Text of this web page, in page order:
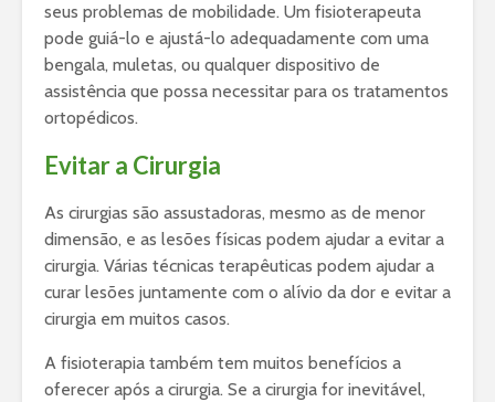
seus problemas de mobilidade. Um fisioterapeuta
pode guiá-lo e ajustá-lo adequadamente com uma
bengala, muletas, ou qualquer dispositivo de
assistência que possa necessitar para os tratamentos
ortopédicos.
Evitar a Cirurgia
As cirurgias são assustadoras, mesmo as de menor
dimensão, e as lesões físicas podem ajudar a evitar a
cirurgia. Várias técnicas terapêuticas podem ajudar a
curar lesões juntamente com o alívio da dor e evitar a
cirurgia em muitos casos.
A fisioterapia também tem muitos benefícios a
oferecer após a cirurgia. Se a cirurgia for inevitável,